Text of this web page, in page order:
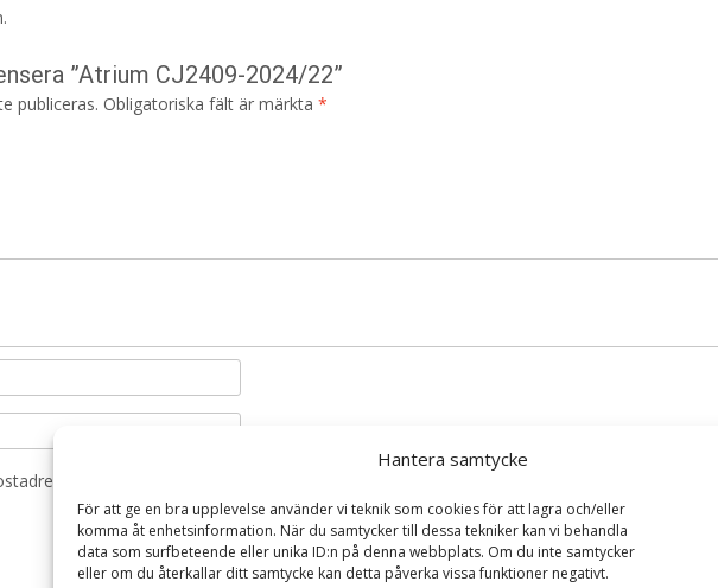
Hantera samtycke
För att ge en bra upplevelse använder vi teknik som cookies för att lagra och/eller
komma åt enhetsinformation. När du samtycker till dessa tekniker kan vi behandla
data som surfbeteende eller unika ID:n på denna webbplats. Om du inte samtycker
eller om du återkallar ditt samtycke kan detta påverka vissa funktioner negativt.
”Atrium CJ2409-2024/22”
publiceras. Obligatoriska fält är märkta *
och webbplats i denna webbläsare till nästa gång jag skriver en kommentar.